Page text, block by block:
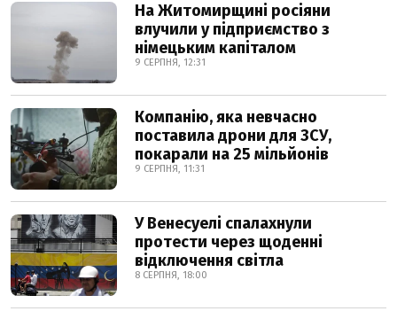
На Житомирщині росіяни
влучили у підприємство з
німецьким капіталом
9 СЕРПНЯ, 12:31
Компанію, яка невчасно
поставила дрони для ЗСУ,
покарали на 25 мільйонів
9 СЕРПНЯ, 11:31
У Венесуелі спалахнули
протести через щоденні
відключення світла
8 СЕРПНЯ, 18:00